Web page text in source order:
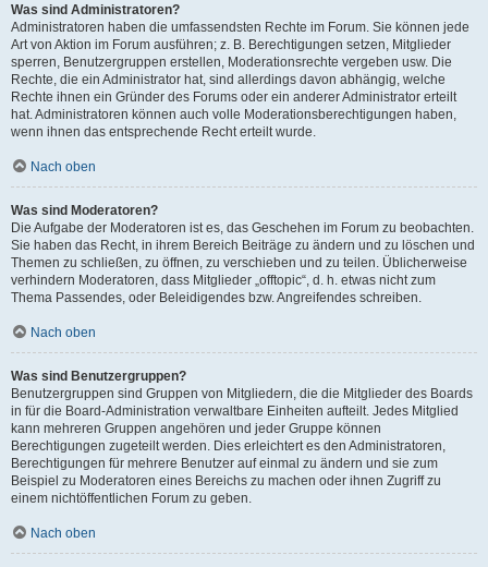
Was sind Administratoren?
Administratoren haben die umfassendsten Rechte im Forum. Sie können jede
Art von Aktion im Forum ausführen; z. B. Berechtigungen setzen, Mitglieder
sperren, Benutzergruppen erstellen, Moderationsrechte vergeben usw. Die
Rechte, die ein Administrator hat, sind allerdings davon abhängig, welche
Rechte ihnen ein Gründer des Forums oder ein anderer Administrator erteilt
hat. Administratoren können auch volle Moderationsberechtigungen haben,
wenn ihnen das entsprechende Recht erteilt wurde.
Nach oben
Was sind Moderatoren?
Die Aufgabe der Moderatoren ist es, das Geschehen im Forum zu beobachten.
Sie haben das Recht, in ihrem Bereich Beiträge zu ändern und zu löschen und
Themen zu schließen, zu öffnen, zu verschieben und zu teilen. Üblicherweise
verhindern Moderatoren, dass Mitglieder „offtopic“, d. h. etwas nicht zum
Thema Passendes, oder Beleidigendes bzw. Angreifendes schreiben.
Nach oben
Was sind Benutzergruppen?
Benutzergruppen sind Gruppen von Mitgliedern, die die Mitglieder des Boards
in für die Board-Administration verwaltbare Einheiten aufteilt. Jedes Mitglied
kann mehreren Gruppen angehören und jeder Gruppe können
Berechtigungen zugeteilt werden. Dies erleichtert es den Administratoren,
Berechtigungen für mehrere Benutzer auf einmal zu ändern und sie zum
Beispiel zu Moderatoren eines Bereichs zu machen oder ihnen Zugriff zu
einem nichtöffentlichen Forum zu geben.
Nach oben